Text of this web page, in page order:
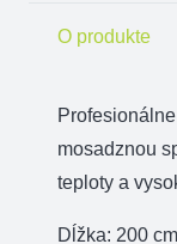
lanoO produkte
mosadznou
teploty a
Dĺžka: 200 cm